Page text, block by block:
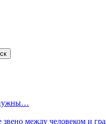
между человеком и